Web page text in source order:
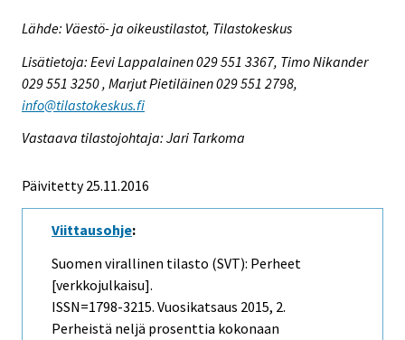
Lähde: Väestö- ja oikeustilastot, Tilastokeskus
Lisätietoja: Eevi Lappalainen 029 551 3367, Timo Nikander
029 551 3250 , Marjut Pietiläinen 029 551 2798,
info@tilastokeskus.fi
Vastaava tilastojohtaja: Jari Tarkoma
Päivitetty 25.11.2016
Viittausohje:
Suomen virallinen tilasto (SVT): Perheet
[verkkojulkaisu].
ISSN=1798-3215. Vuosikatsaus 2015, 2.
Perheistä neljä prosenttia kokonaan